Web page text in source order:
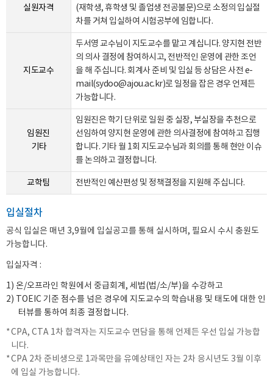
실원자격
(재학생, 휴학생 및 졸업생 전공불문)으로 소정의 입실절
차를 거쳐 입실하여 시험공부에 임합니다.
지도교수
두서영 교수님이 지도교수를 맡고 계십니다. 양지현 전반
의 의사 결정에 참여하시고, 전반적인 운영에 관한 조언
을 해 주십니다. 회계사 준비 및 입실 등 상담은 사전 e-
mail(sydoo@ajou.ac.kr)로 일정을 잡은 경우 언제든
가능합니다.
임원진
기타
임원진은 학기 단위로 일원 중 실장, 부실장을 추천으로
선임하여 양지현 운영에 관한 의사결정에 참여하고 집행
합니다. 기타 월 1회 지도교수님과 회의를 통해 현안 이슈
를 논의하고 결정합니다.
교학팀 전반적인 예산편성 및 정책결정을 지원해 주십니다.
입실절차
공식 입실은 매년 3,9월에 입실공고를 통해 실시하며, 필요시 수시 충원도
가능합니다.
입실자격 :
1) 온/오프라인 학원에서 중급회계, 세법(법/소/부)을 수강하고
2) TOEIC 기준 점수를 넘은 경우에 지도교수의 학습내용 및 태도에 대한 인
터뷰를 통하여 최종 결정합니다.
CPA, CTA 1차 합격자는 지도교수 면담을 통해 언제든 우선 입실 가능합
니다.
CPA 2차 준비생으로 1과목만을 유예상태인 자는 2차 응시년도 3월 이후
에 입실 가능합니다.